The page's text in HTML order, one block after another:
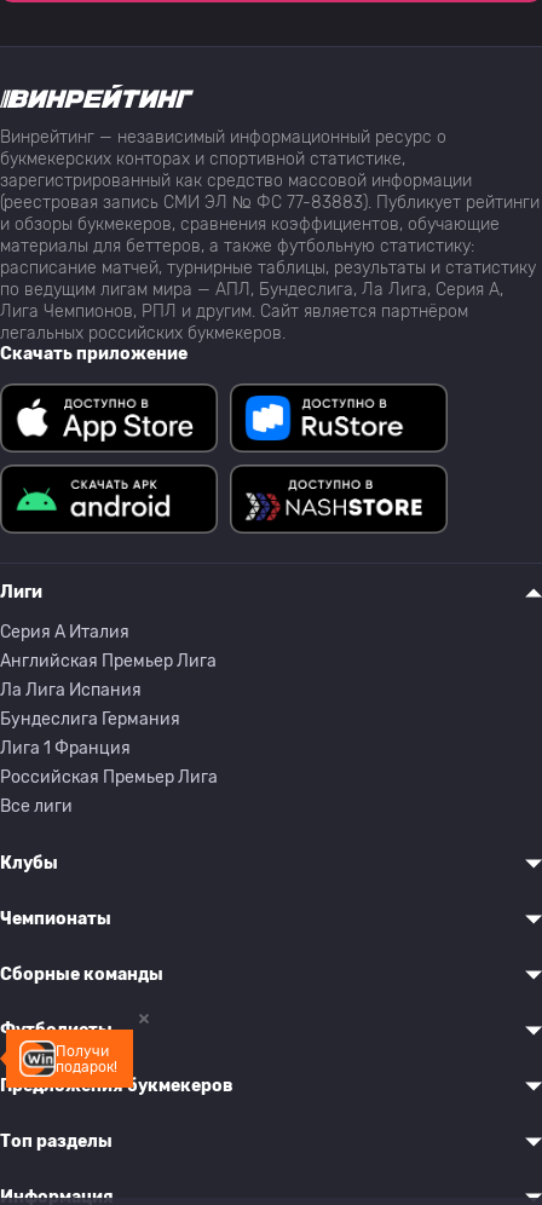
Получи
подарок!
Винрейтинг — независимый информационный ресурс о
букмекерских конторах и спортивной статистике,
зарегистрированный как средство массовой информации
(реестровая запись СМИ ЭЛ № ФС 77-83883). Публикует рейтинги
и обзоры букмекеров, сравнения коэффициентов, обучающие
материалы для беттеров, а также футбольную статистику:
расписание матчей, турнирные таблицы, результаты и статистику
по ведущим лигам мира — АПЛ, Бундеслига, Ла Лига, Серия А,
Лига Чемпионов, РПЛ и другим. Сайт является партнёром
легальных российских букмекеров.
Скачать приложение
Лиги
Серия A Италия
Английская Премьер Лига
Ла Лига Испания
Бундеслига Германия
Лига 1 Франция
Российская Премьер Лига
Все лиги
Клубы
Чемпионаты
Сборные команды
Футболисты
Предложения букмекеров
Топ разделы
Информация